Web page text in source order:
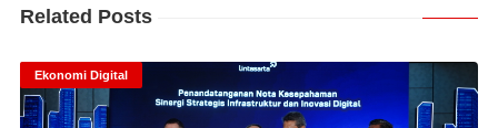
Related Posts
Ekonomi Digital